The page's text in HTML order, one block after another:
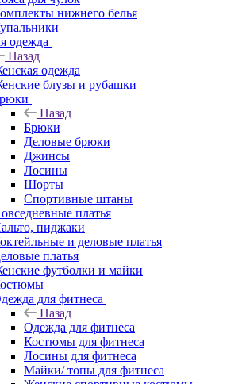
нижнего белья
одежда
Назад
одежда
блузы и рубашки
Назад
Брюки
Деловые брюки
Джинсы
Лосины
Шорты
Спортивные штаны
платья
пиджаки
и деловые платья
платья
футболки и майки
для фитнеса
Назад
Одежда для фитнеса
Костюмы для фитнеса
Лосины для фитнеса
Майки/ топы для фитнеса